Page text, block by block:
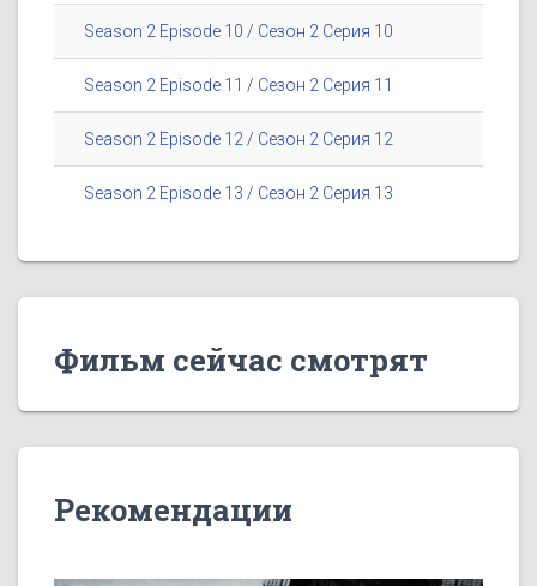
Season 2 Episode 10 / Сезон 2 Серия 10
Season 2 Episode 11 / Сезон 2 Серия 11
Season 2 Episode 12 / Сезон 2 Серия 12
Season 2 Episode 13 / Сезон 2 Серия 13
Фильм сейчас смотрят
Рекомендации